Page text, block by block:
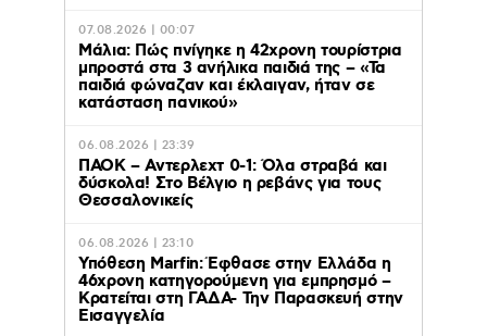
07.08.2026 | 00:07
Μάλια: Πώς πνίγηκε η 42χρονη τουρίστρια
μπροστά στα 3 ανήλικα παιδιά της – «Τα
παιδιά φώναζαν και έκλαιγαν, ήταν σε
κατάσταση πανικού»
06.08.2026 | 23:39
ΠΑΟΚ – Αντερλεχτ 0-1: Όλα στραβά και
δύσκολα! Στο Βέλγιο η ρεβάνς για τους
Θεσσαλονικείς
06.08.2026 | 23:10
Υπόθεση Marfin: Έφθασε στην Ελλάδα η
46χρονη κατηγορούμενη για εμπρησμό –
Κρατείται στη ΓΑΔΑ- Την Παρασκευή στην
Εισαγγελία